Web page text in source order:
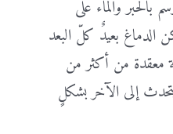
بالحبر والماء على
بعيدٌ كلّ البعد
معقدة من أكثر من
إلى الآخر بشكلٍ